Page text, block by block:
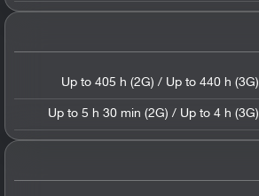
Up to 405 h (2G) / Up to 440 h (3G)
Up to 5 h 30 min (2G) / Up to 4 h (3G)